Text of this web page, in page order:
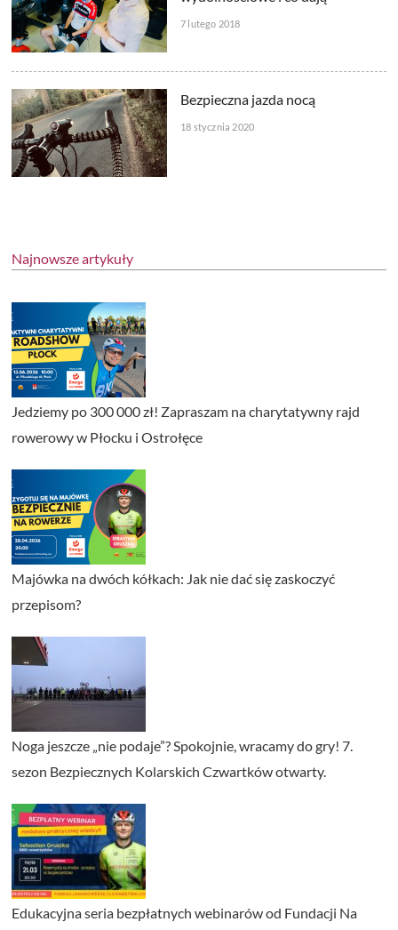
7 lutego 2018
Bezpieczna jazda nocą
18 stycznia 2020
Najnowsze artykuły
Jedziemy po 300 000 zł! Zapraszam na charytatywny rajd
rowerowy w Płocku i Ostrołęce
Majówka na dwóch kółkach: Jak nie dać się zaskoczyć
przepisom?
Noga jeszcze „nie podaje”? Spokojnie, wracamy do gry! 7.
sezon Bezpiecznych Kolarskich Czwartków otwarty.
Edukacyjna seria bezpłatnych webinarów od Fundacji Na